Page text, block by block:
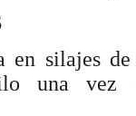
en silajes
una vez